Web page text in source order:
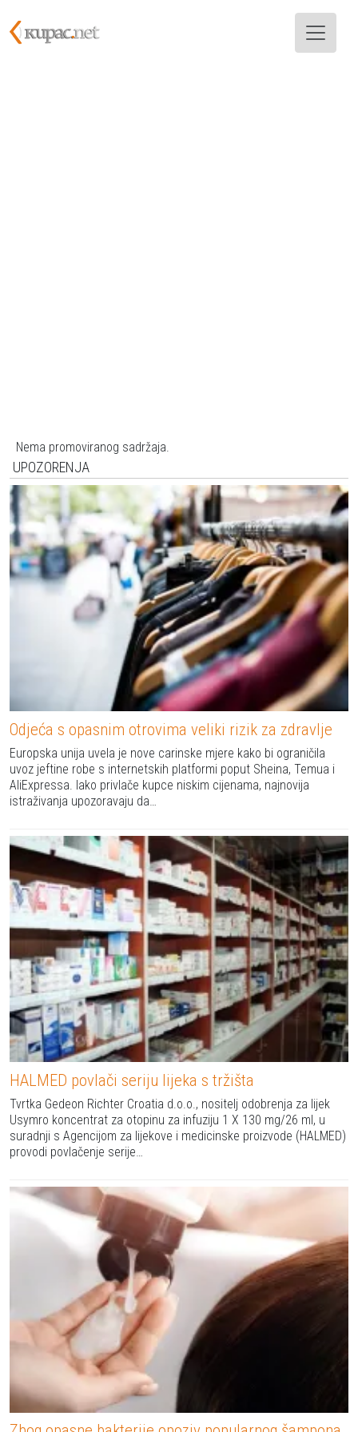
Nema promoviranog sadržaja.
UPOZORENJA
Odjeća s opasnim otrovima veliki rizik za zdravlje
Europska unija uvela je nove carinske mjere kako bi ograničila
uvoz jeftine robe s internetskih platformi poput Sheina, Temua i
AliExpressa. Iako privlače kupce niskim cijenama, najnovija
istraživanja upozoravaju da…
HALMED povlači seriju lijeka s tržišta
Tvrtka Gedeon Richter Croatia d.o.o., nositelj odobrenja za lijek
Usymro koncentrat za otopinu za infuziju 1 X 130 mg/26 ml, u
suradnji s Agencijom za lijekove i medicinske proizvode (HALMED)
provodi povlačenje serije…